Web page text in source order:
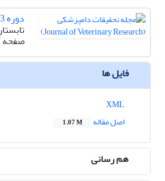
دوره 73، شماره 2
تابستان
صفحه
فایل ها
اصل مقاله
1.07 M
هم رسانی